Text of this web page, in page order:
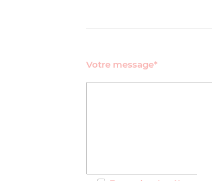
Votre message*